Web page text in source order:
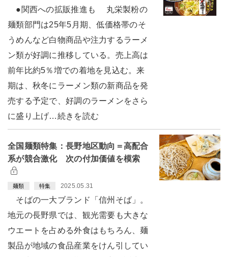
●関西への拡販推進も 丸栄製粉の
麺類部門は25年5月期、低価格帯のそ
うめんなど白物商品や注力するラーメ
ン類が好調に推移している。売上高は
前年比約5％増での着地を見込む。来
期は、秋冬にラーメン類の新商品を発
売する予定で、好調のラーメンをさら
に盛り上げ…続きを読む
全国麺類特集：長野地区動向＝高配合
系が競合激化 次の付加価値を模索
麺類 特集 2025.05.31
そばの一大ブランド「信州そば」。
地元の長野県では、観光需要も大きな
ウエートを占める外食はもちろん、麺
製品が地域の食品産業をけん引してい